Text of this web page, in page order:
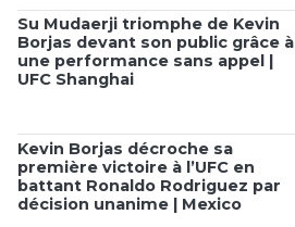
Su Mudaerji triomphe de Kevin
Borjas devant son public grâce à
une performance sans appel |
UFC Shanghai
Kevin Borjas décroche sa
première victoire à l’UFC en
battant Ronaldo Rodriguez par
décision unanime | Mexico